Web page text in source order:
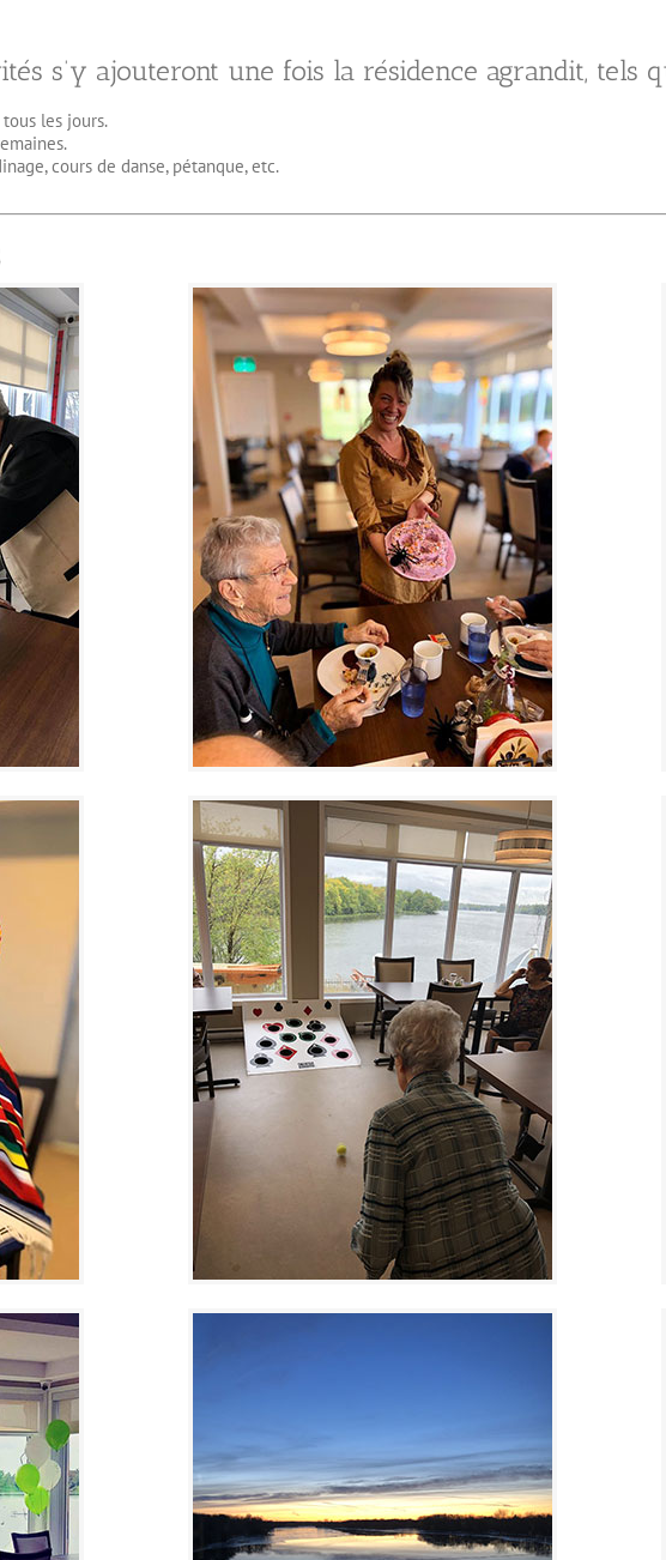
s’y ajouteront une fois la résidence agrandit, tels
les jours.
cours de danse, pétanque, etc.